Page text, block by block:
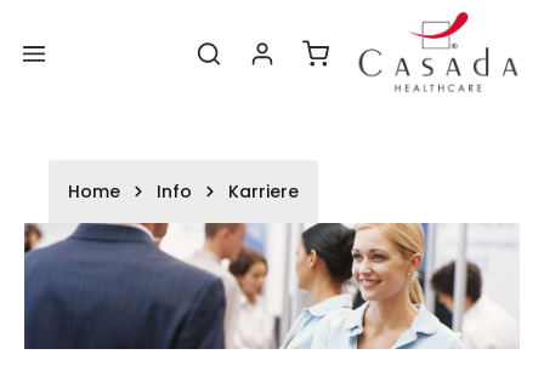
Hauptinhalt
FooterWarenkorb enthält 0
Home Info Karriere